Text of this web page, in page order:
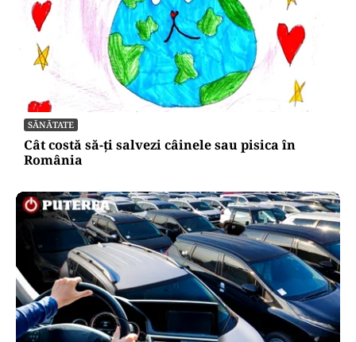
SĂNĂTATE
Cât costă să-ți salvezi câinele sau pisica în
România